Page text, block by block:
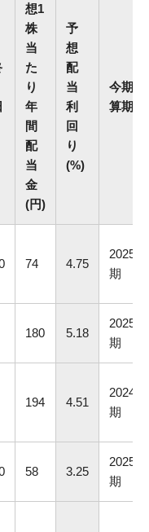
想1
株
当
た
り
年
間
配
当
金
(円)
予
想
配
当
利
回
り
(%)
今期決
算期
74 4.75
2025.3
期
180 5.18
2025.3
期
194 4.51
期
58 3.25
2025.3
期